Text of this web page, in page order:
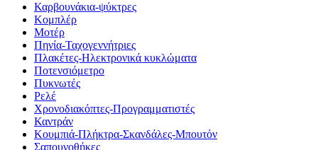
Καρβουνάκια-ψύκτρες
Κομπλέρ
Μοτέρ
Πηνία-Ταχογεννήτριες
Πλακέτες-Ηλεκτρονικά κυκλώματα
Ποτενσιόμετρο
Πυκνωτές
Ρελέ
Χρονοδιακόπτες-Προγραμματιστές
Καντράν
Κουμπιά-Πλήκτρα-Σκανδάλες-Μπουτόν
Σαπουνοθήκες